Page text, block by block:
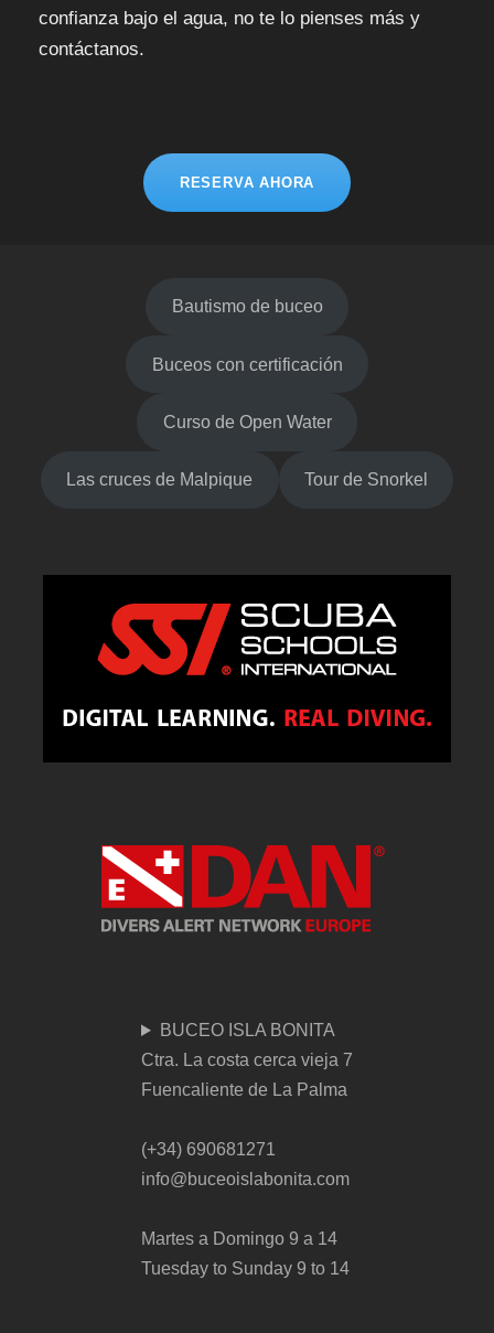
confianza bajo el agua, no te lo pienses más y
contáctanos.
RESERVA AHORA
Bautismo de buceo
Buceos con certificación
Curso de Open Water
Las cruces de Malpique Tour de Snorkel
BUCEO ISLA BONITA
Ctra. La costa cerca vieja 7
Fuencaliente de La Palma
(+34) 690681271
info@buceoislabonita.com
Martes a Domingo 9 a 14
Tuesday to Sunday 9 to 14